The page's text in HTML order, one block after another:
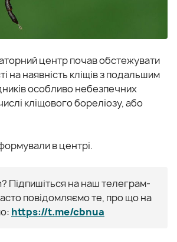
центр почав обстежувати
на наявність кліщів з подальшим
особливо небезпечних
кліщового бореліозу, або
в центрі.
Підпишіться на наш телеграм-
повідомляємо те, про що на
https://t.me/cbnua